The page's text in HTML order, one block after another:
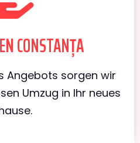
CONSTANȚA
Angebots sorgen wir
Umzug in Ihr neues